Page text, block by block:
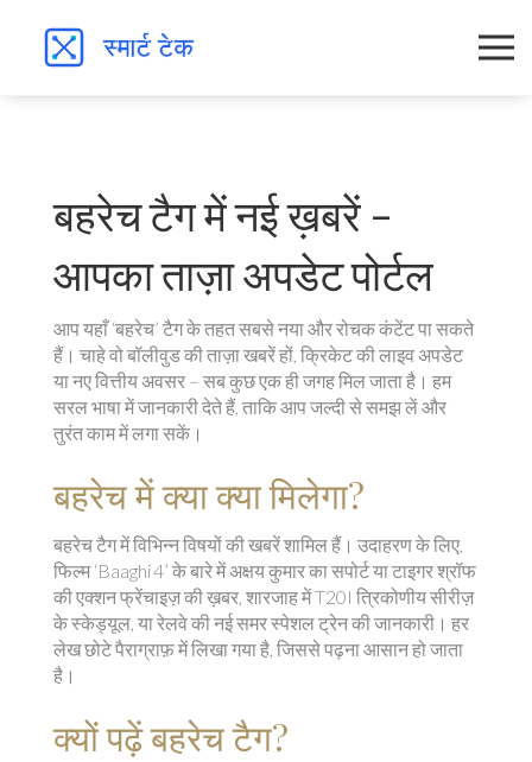
बहरेच टैग में नई ख़बरें –
आपका ताज़ा अपडेट पोर्टल
आप यहाँ ‘बहरेच’ टैग के तहत सबसे नया और रोचक कंटेंट पा सकते
हैं। चाहे वो बॉलीवुड की ताज़ा खबरें हों, क्रिकेट की लाइव अपडेट
या नए वित्तीय अवसर – सब कुछ एक ही जगह मिल जाता है। हम
सरल भाषा में जानकारी देते हैं, ताकि आप जल्दी से समझ लें और
तुरंत काम में लगा सकें।
बहरेच में क्या क्या मिलेगा?
बहरेच टैग में विभिन्न विषयों की खबरें शामिल हैं। उदाहरण के लिए,
फिल्म ‘Baaghi 4’ के बारे में अक्षय कुमार का सपोर्ट या टाइगर श्रॉफ
की एक्शन फ्रेंचाइज़ की ख़बर, शारजाह में T20I त्रिकोणीय सीरीज़
के स्केड्यूल, या रेलवे की नई समर स्पेशल ट्रेन की जानकारी। हर
लेख छोटे पैराग्राफ़ में लिखा गया है, जिससे पढ़ना आसान हो जाता
है।
क्यों पढ़ें बहरेच टैग?